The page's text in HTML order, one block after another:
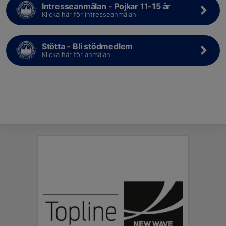
Intresseanmälan - Pojkar 11-15 år
Klicka här för intresseanmälan
Stötta - Bli stödmedlem
Klicka här för anmälan